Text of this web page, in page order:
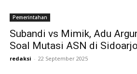
Pemerintahan
Subandi vs Mimik, Adu
Soal Mutasi ASN di Sidoarjo
redaksi - 22 September 2025